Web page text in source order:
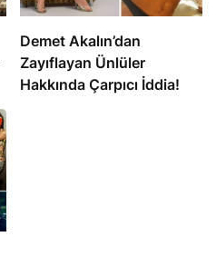
Demet Akalın’dan
Zayıflayan Ünlüler
Hakkında Çarpıcı İddia!